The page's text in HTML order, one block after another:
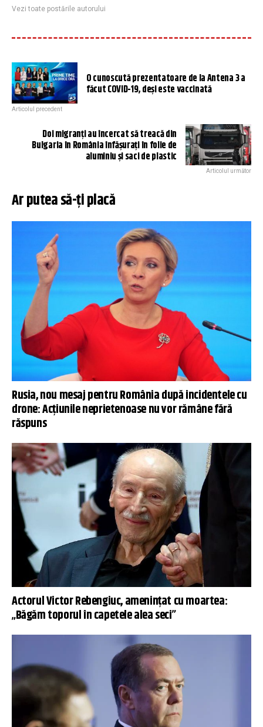
Vezi toate postările autorului
O cunoscută prezentatoare de la Antena 3 a
făcut COVID-19, deși este vaccinată
Articolul precedent
Doi migranți au încercat să treacă din
Bulgaria în România înfășurați în folie de
aluminiu și saci de plastic
Articolul următor
Ar putea să-ți placă
Rusia, nou mesaj pentru România după incidentele cu
drone: Acțiunile neprietenoase nu vor rămâne fără
răspuns
Actorul Victor Rebengiuc, amenințat cu moartea:
„Băgăm toporul în capetele alea seci”